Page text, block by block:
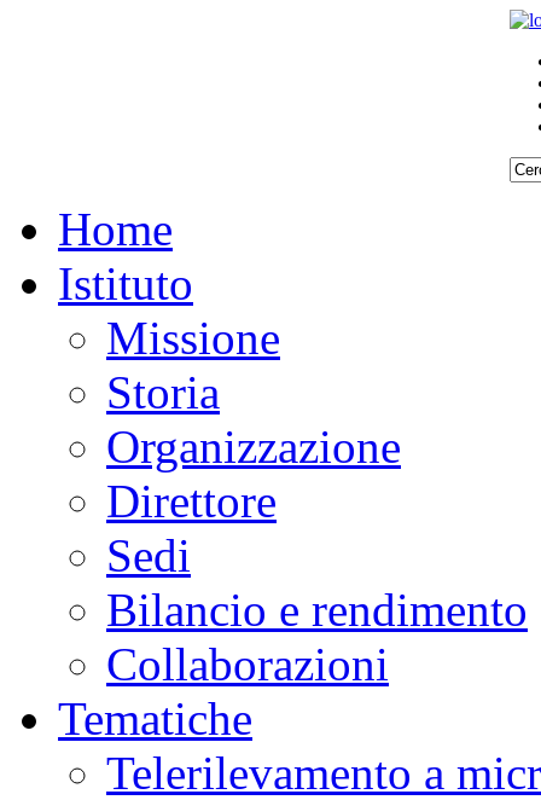
Home
Istituto
Missione
Storia
Organizzazione
Direttore
Sedi
Bilancio e rendimento
Collaborazioni
Tematiche
Telerilevamento a